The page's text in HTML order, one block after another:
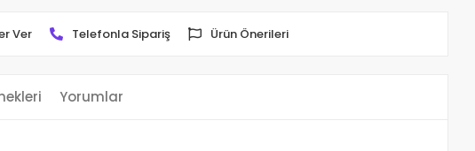
Ver Telefonla Sipariş Ürün Önerileri
Yorumlar